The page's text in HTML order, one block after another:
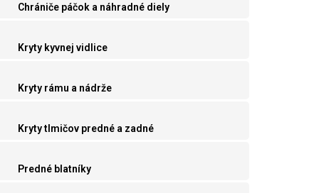
Chrániče páčok a náhradné diely
Kryty kyvnej vidlice
Kryty rámu a nádrže
Kryty tlmičov predné a zadné
Predné blatníky